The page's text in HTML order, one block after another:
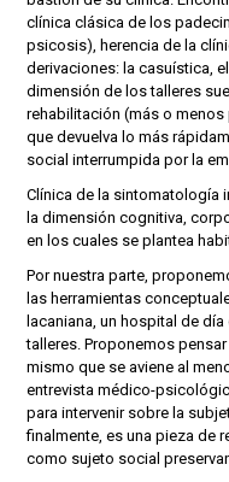
clínica clásica de los
psicosis), herencia de la
derivaciones: la casuística,
dimensión de los talleres
rehabilitación (más o
que devuelva lo más
social interrumpida por la
Clínica de la sintomatología
la dimensión cognitiva,
en los cuales se plantea
Por nuestra parte,
las herramientas
lacaniana, un hospital de
talleres. Proponemos
mismo que se aviene al
entrevista médico-
para intervenir sobre la
finalmente, es una pieza de
como sujeto social